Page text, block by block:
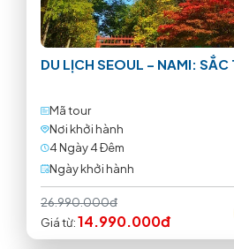
DU LỊCH SEOUL – NAMI: SẮC
Mã tour
Nơi khởi hành
4 Ngày 4 Ðêm
Ngày khởi hành
26.990.000đ
Giá từ:14.990.000đ